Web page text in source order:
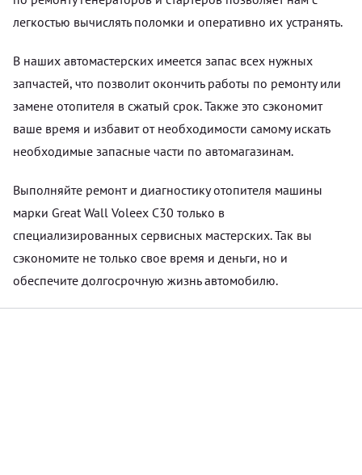
легкостью вычислять поломки и оперативно их устранять.
В наших автомастерских имеется запас всех нужных
запчастей, что позволит окончить работы по ремонту или
замене отопителя в сжатый срок. Также это сэкономит
ваше время и избавит от необходимости самому искать
необходимые запасные части по автомагазинам.
Выполняйте ремонт и диагностику отопителя машины
марки Great Wall Voleex C30 только в
специализированных сервисных мастерских. Так вы
сэкономите не только свое время и деньги, но и
обеспечите долгосрочную жизнь автомобилю.